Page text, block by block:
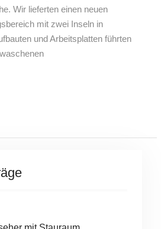
Wir lieferten einen neuen
mit zwei Inseln in
und Arbeitsplatten führten